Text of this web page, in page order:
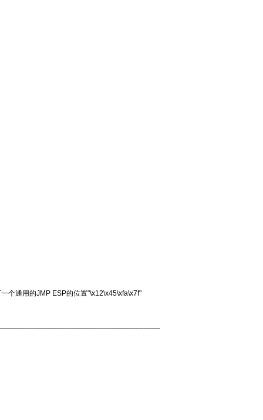
个通用的JMP ESP的位置"\x12\x45\xfa\x7f"